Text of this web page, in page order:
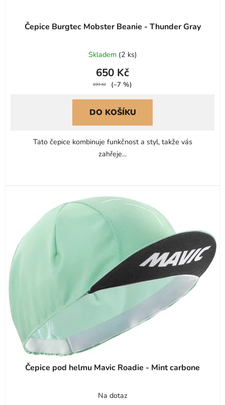
Čepice Burgtec Mobster Beanie - Thunder Gray
Skladem (2 ks)
650 Kč
699 Kč (–7 %)
DO KOŠÍKU
Tato čepice kombinuje funkčnost a styl, takže vás
zahřeje...
Čepice pod helmu Mavic Roadie - Mint carbone
Na dotaz